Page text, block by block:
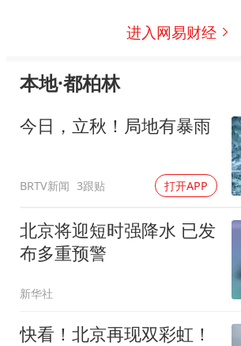
进入网易财经
本地·都柏林
今日，立秋！局地有暴雨
BRTV新闻 3跟贴 打开APP
北京将迎短时强降水 已发
布多重预警
新华社
快看！北京再现双彩虹！